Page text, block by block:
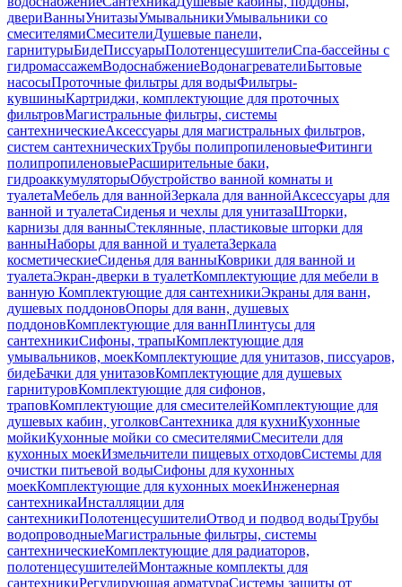
двериВанныУнитазыУмывальникиУмывальники со
смесителямиСмесителиДушевые панели,
гарнитурыБидеПиссуарыПолотенцесушителиСпа-бассейны с
гидромассажемВодоснабжениеВодонагревателиБытовые
насосыПроточные фильтры для водыФильтры-
кувшиныКартриджи, комплектующие для проточных
фильтровМагистральные фильтры, системы
сантехническиеАксессуары для магистральных фильтров,
систем сантехническихТрубы полипропиленовыеФитинги
полипропиленовыеРасширительные баки,
гидроаккумуляторыОбустройство ванной комнаты и
туалетаМебель для ваннойЗеркала для ваннойАксессуары для
ванной и туалетаСиденья и чехлы для унитазаШторки,
карнизы для ванныСтеклянные, пластиковые шторки для
ванныНаборы для ванной и туалетаЗеркала
косметическиеСиденья для ванныКоврики для ванной и
туалетаЭкран-дверки в туалетКомплектующие для мебели в
ванную Комплектующие для сантехникиЭкраны для ванн,
душевых поддоновОпоры для ванн, душевых
поддоновКомплектующие для ваннПлинтусы для
сантехникиСифоны, трапыКомплектующие для
умывальников, моекКомплектующие для унитазов, писсуаров,
бидеБачки для унитазовКомплектующие для душевых
гарнитуровКомплектующие для сифонов,
траповКомплектующие для смесителейКомплектующие для
душевых кабин, уголковСантехника для кухниКухонные
мойкиКухонные мойки со смесителямиСмесители для
кухонных моекИзмельчители пищевых отходовСистемы для
очистки питьевой водыСифоны для кухонных
моекКомплектующие для кухонных моекИнженерная
сантехникаИнсталляции для
сантехникиПолотенцесушителиОтвод и подвод водыТрубы
водопроводныеМагистральные фильтры, системы
сантехническиеКомплектующие для радиаторов,
полотенцесушителейМонтажные комплекты для
сантехникиРегулирующая арматураСистемы защиты от